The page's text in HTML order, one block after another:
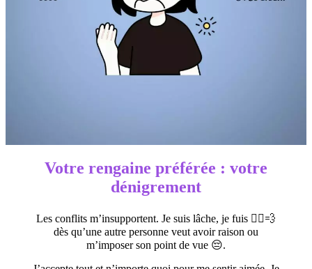
Votre rengaine préférée : votre
dénigrement
Les conflits m’insupportent. Je suis lâche, je fuis 🏃‍♀️💨
dès qu’une autre personne veut avoir raison ou
m’imposer son point de vue 😔.